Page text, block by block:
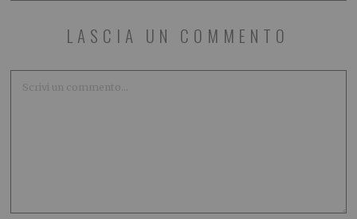
LASCIA UN COMMENTO